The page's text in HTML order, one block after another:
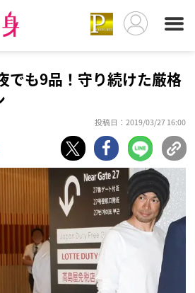
でも9品！守り続けた厳格
投稿日：2019/03/27 16:00